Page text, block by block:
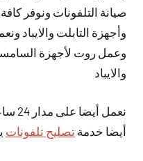
صيانة التلفونات ونوفر
وأجهزة التابلت والايباد
وعمل روت لأجهزة
والايباد
نعمل أيضا
على
أيضا خدمة تصليح تلفونات